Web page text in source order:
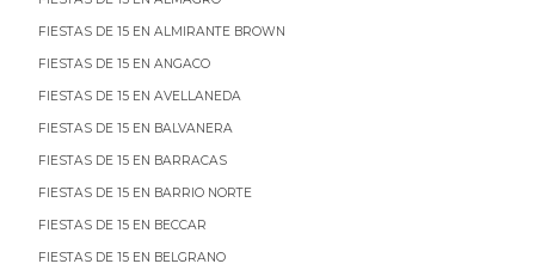
FIESTAS DE 15 EN ALMIRANTE BROWN
FIESTAS DE 15 EN ANGACO
FIESTAS DE 15 EN AVELLANEDA
FIESTAS DE 15 EN BALVANERA
FIESTAS DE 15 EN BARRACAS
FIESTAS DE 15 EN BARRIO NORTE
FIESTAS DE 15 EN BECCAR
FIESTAS DE 15 EN BELGRANO